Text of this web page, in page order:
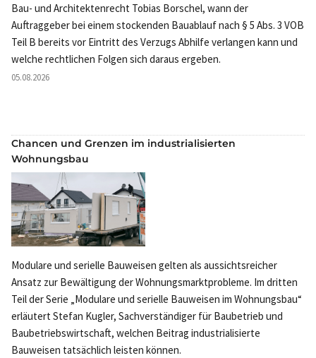
Bau- und Architektenrecht Tobias Borschel, wann der
Auftraggeber bei einem stockenden Bauablauf nach § 5 Abs. 3 VOB
Teil B bereits vor Eintritt des Verzugs Abhilfe verlangen kann und
welche rechtlichen Folgen sich daraus ergeben.
05.08.2026
Chancen und Grenzen im industrialisierten
Wohnungsbau
Modulare und serielle Bauweisen gelten als aussichtsreicher
Ansatz zur Bewältigung der Wohnungsmarktprobleme. Im dritten
Teil der Serie „Modulare und serielle Bauweisen im Wohnungsbau“
erläutert Stefan Kugler, Sachverständiger für Baubetrieb und
Baubetriebswirtschaft, welchen Beitrag industrialisierte
Bauweisen tatsächlich leisten können.